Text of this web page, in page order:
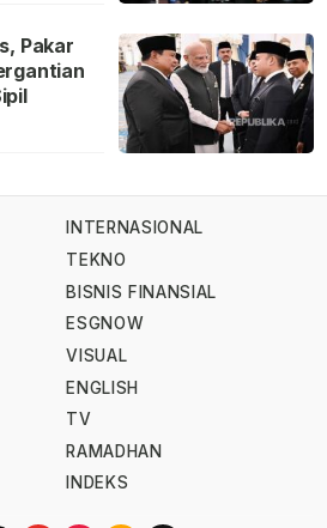
Pakar
INTERNASIONAL
TEKNO
BISNIS FINANSIAL
ESGNOW
VISUAL
ENGLISH
TV
RAMADHAN
INDEKS